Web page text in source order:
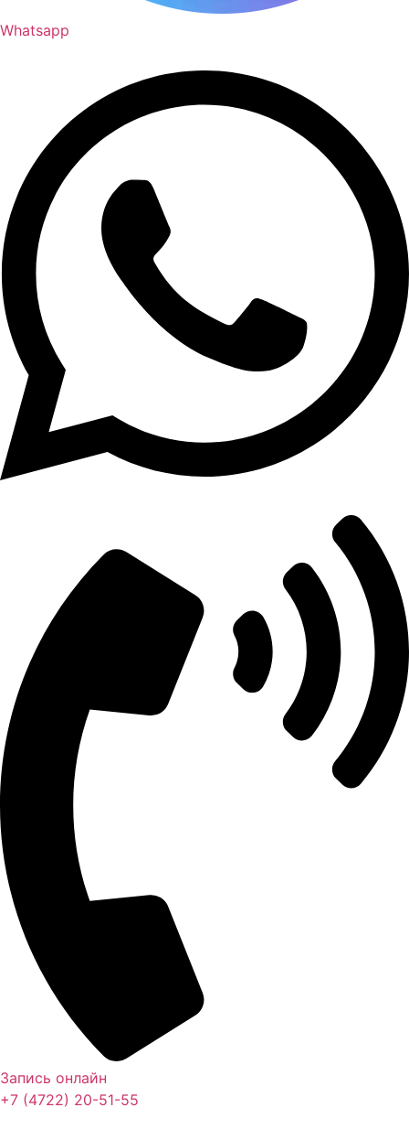
Whatsapp
Запись онлайн
+7 (4722) 20-51-55